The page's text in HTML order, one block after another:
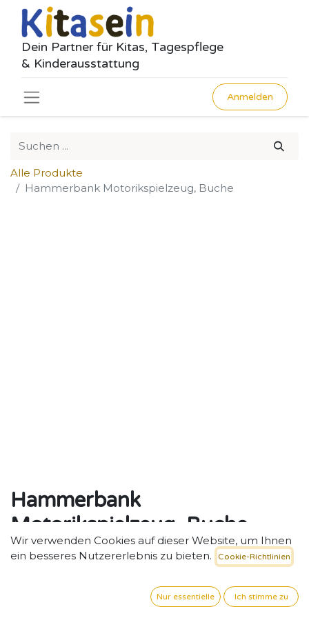
Dein Partner für Kitas, Tagespflege
& Kinderausstattung
Anmelden
Alle Produkte
Hammerbank Motorikspielzeug, Buche
Hammerbank
Motorikspielzeug, Buche
Kraft dosieren, Motorik stärken – mit jeder Menge
exkl. MwSt. zzgl. Versand
Wir verwenden Cookies auf dieser Website, um Ihnen
ein besseres Nutzererlebnis zu bieten.
Cookie-Richtlinien
Nur essentielle Ich stimme zu